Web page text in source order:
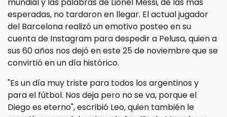
mundial y las palabras de Lionel Messi, de las más
esperadas, no tardaron en llegar. El actual jugador
del Barcelona realizó un emotivo posteo en su
cuenta de Instagram para despedir a Pelusa, quien a
sus 60 años nos dejó en este 25 de noviembre que se
convirtió en un día histórico.
"Es un día muy triste para todos los argentinos y
para el fútbol. Nos deja pero no se va, porque el
Diego es eterno", escribió Leo, quien también le